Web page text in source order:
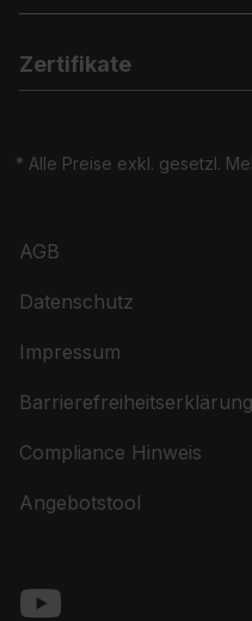
Zertifikate
* Alle Preise exkl. gesetzl.
AGB
Datenschutz
Impressum
Barrierefreiheitserklärung
Compliance Hinweis
Angebotstool